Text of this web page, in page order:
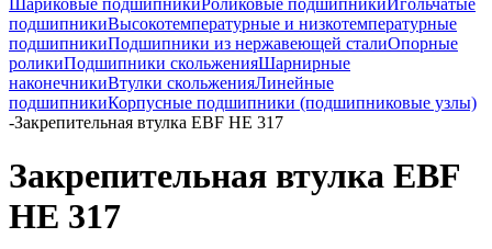
Шариковые подшипникиРоликовые подшипникиИгольчатые
подшипникиВысокотемпературные и низкотемпературные
подшипникиПодшипники из нержавеющей сталиОпорные
роликиПодшипники скольженияШарнирные
наконечникиВтулки скольженияЛинейные
подшипникиКорпусные подшипники (подшипниковые узлы)
-Закрепительная втулка EBF HE 317
Закрепительная втулка EBF
HE 317